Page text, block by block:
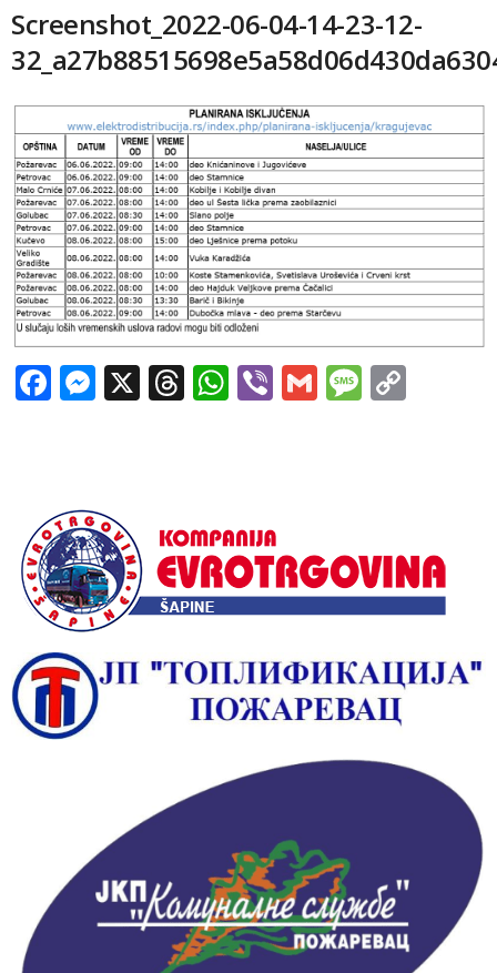
Screenshot_2022-06-04-14-23-12-
Facebook
Messenger
X Threads
WhatsApp
ViberGmail